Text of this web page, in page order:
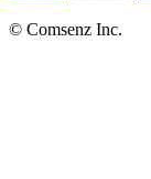
© Comsenz Inc.